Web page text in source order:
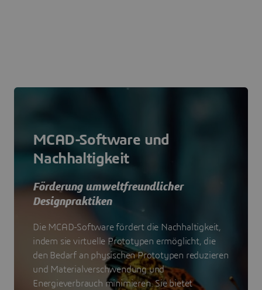
MCAD-Software und
Nachhaltigkeit
Förderung umweltfreundlicher
Designpraktiken
Die MCAD-Software fördert die Nachhaltigkeit,
indem sie virtuelle Prototypen ermöglicht, die
den Bedarf an physischen Prototypen reduzieren
und Materialverschwendung und
Energieverbrauch minimieren. Sie bietet